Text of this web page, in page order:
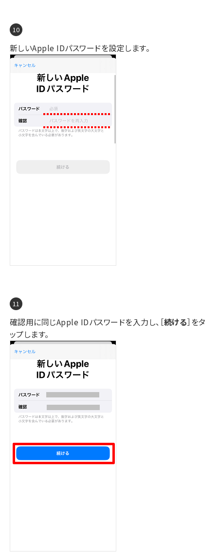
新しいApple IDパスワードを設定します。
確認用に同じApple IDパスワードを入力し、［続ける］をタ
ップします。